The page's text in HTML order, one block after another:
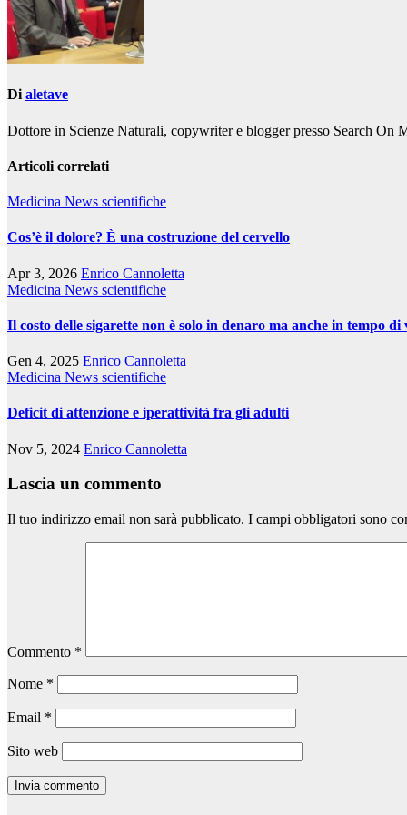
Di aletave
Dottore in Scienze Naturali, copywriter e blogger presso Search On
Articoli correlati
Medicina News scientifiche
Cos’è il dolore? È una costruzione del cervello
Apr 3, 2026 Enrico Cannoletta
Medicina News scientifiche
Il costo delle sigarette non è solo in denaro ma anche in tempo di
Gen 4, 2025 Enrico Cannoletta
Medicina News scientifiche
Deficit di attenzione e iperattività fra gli adulti
Nov 5, 2024 Enrico Cannoletta
Lascia un commento
Il tuo indirizzo email non sarà pubblicato. I campi obbligatori sono
Commento *
Nome *
Email *
Sito web